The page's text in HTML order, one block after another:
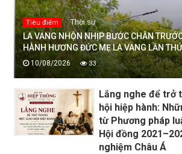
Tiêu điểm Thời sự
LA VANG NHỘN NHỊP BƯỚC CHÂN
HÀNH HƯƠNG ĐỨC MẸ LA VANG LẦN
10/08/2026 33
Lắng nghe để trở
hội hiệp hành:
từ Phương pháp
Hội đồng
nghiệm Châu Á